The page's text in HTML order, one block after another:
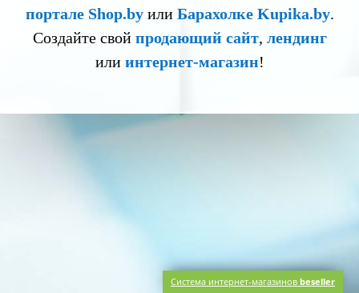
портале Shop.byили Барахолке Kupika.by.
Создайте свой продающий сайт, лендинг
или интернет-магазин!
Система интернет-магазинов beseller